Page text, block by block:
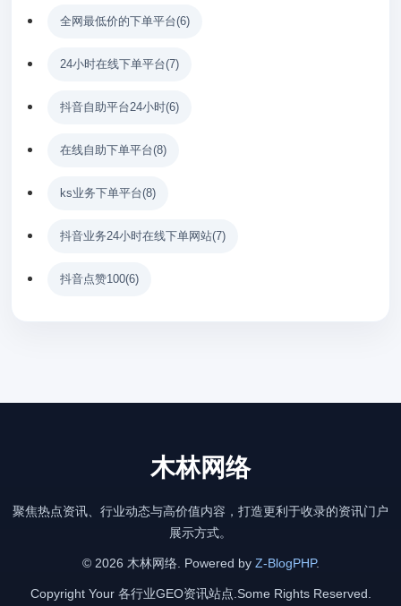
全网最低价的下单平台(6)
24小时在线下单平台(7)
抖音自助平台24小时(6)
在线自助下单平台(8)
ks业务下单平台(8)
抖音业务24小时在线下单网站(7)
抖音点赞100(6)
木林网络
聚焦热点资讯、行业动态与高价值内容，打造更利于收录的资讯门户
展示方式。
© 2026 木林网络. Powered by Z-BlogPHP.
Copyright Your 各行业GEO资讯站点.Some Rights Reserved.